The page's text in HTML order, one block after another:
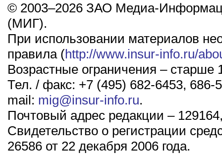
© 2003–2026 ЗАО Медиа-
(МИГ).
При использовании материалов
правила (http://www.insur-info.ru/
Возрастные ограничения – старше
Тел. / факс: +7 (495) 682-6453, 686-
mail: mig@insur-info.ru.
Почтовый адрес редакции –
Свидетельство о регистрации
26586 от 22 декабря 2006 года.